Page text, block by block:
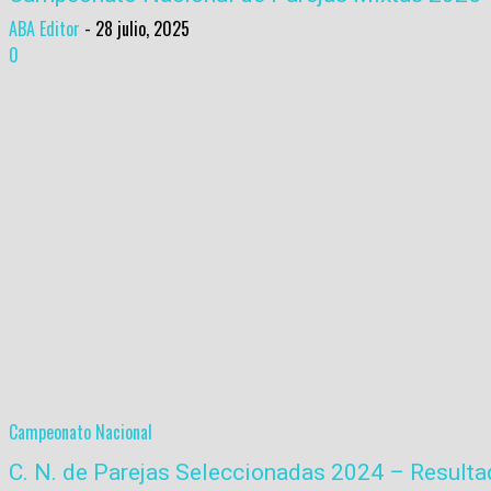
ABA Editor - 28 julio, 2025
0
Campeonato Nacional
C. N. de Parejas Seleccionadas 2024 –